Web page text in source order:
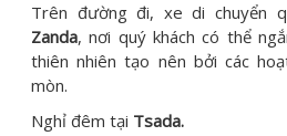
Trên đường đi, xe di chuyển
Zanda, nơi quý khách có thể
thiên nhiên tạo nên bởi các
mòn.
Nghỉ đêm tại Tsada.